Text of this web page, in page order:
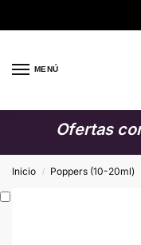
MENÚ
Ofertas
Inicio / Poppers (10-20ml)